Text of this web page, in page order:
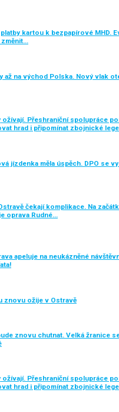
kartou k bezpapírové MHD.
změnit…
až na východ Polska. Nový vlak
ožívají. Přeshraniční spolupráce
hrad i připomínat zbojnické
jízdenka měla úspěch. DPO se
čekají komplikace. Na
oprava Rudné…
apeluje na neukázněné
znovu ožije v Ostravě
znovu chutnat. Velká žranice
ožívají. Přeshraniční spolupráce
hrad i připomínat zbojnické